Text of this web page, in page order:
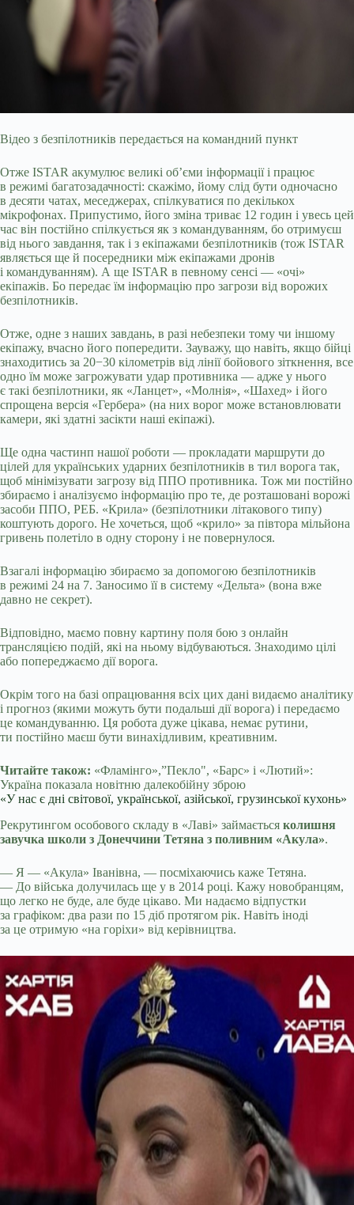
Відео з безпілотників передається на командний пункт
Отже ISTAR акумулює великі об’єми інформації і працює
в режимі багатозадачності: скажімо, йому слід бути одночасно
в десяти чатах, меседжерах, спілкуватися по декількох
мікрофонах. Припустимо, його зміна триває 12 годин і увесь цей
час він постійно спілкується як з командуванням, бо отримуєш
від нього завдання, так і з екіпажами безпілотників (тож ISTAR
являється ще й посередники між екіпажами дронів
і командуванням). А ще ISTAR в певному сенсі — «очі»
екіпажів. Бо передає їм інформацію про загрози від ворожих
безпілотників.
Отже, одне з наших завдань, в разі небезпеки тому чи іншому
екіпажу, вчасно його попередити. Зауважу, що навіть, якщо бійці
знаходитись за 20−30 кілометрів від лінії бойового зіткнення, все
одно їм може загрожувати удар противника — адже у нього
є такі безпілотники, як «Ланцет», «Молнія», «Шахед» і його
спрощена версія «Гербера» (на них ворог може встановлювати
камери, які здатні засікти наші екіпажі).
Ще одна частинп нашої роботи — прокладати маршрути до
цілей для українських ударних безпілотників в тил ворога так,
щоб мінімізувати загрозу від ППО противника. Тож ми постійно
збираємо і аналізуємо інформацію про те, де розташовані ворожі
засоби ППО, РЕБ. «Крила» (безпілотники літакового типу)
коштують дорого. Не хочеться, щоб «крило» за півтора мільйона
гривень полетіло в одну сторону і не повернулося.
Взагалі інформацію збираємо за допомогою безпілотників
в режимі 24 на 7. Заносимо її в систему «Дельта» (вона вже
давно не секрет).
Відповідно, маємо повну картину поля бою з онлайн
трансляцією подій, які на ньому відбуваються. Знаходимо цілі
або попереджаємо дії ворога.
Окрім того на базі опрацювання всіх цих дані видаємо аналітику
і прогноз (якими можуть бути подальші дії ворога) і передаємо
це командуванню. Ця робота дуже цікава, немає рутини,
ти постійно маєш бути винахідливим, креативним.
Читайте також: «Фламінго»,”Пекло", «Барс» і «Лютий»:
Україна показала новітню далекобійну зброю
«У нас є дні світової, української, азійської, грузинської кухонь»
Рекрутингом особового складу в «Лаві» займається колишня
завучка школи з Донеччини Тетяна з поливним «Акула».
— Я — «Акула» Іванівна, — посміхаючись каже Тетяна.
— До війська долучилась ще у в 2014 році. Кажу новобранцям,
що легко не буде, але буде цікаво. Ми надаємо відпустки
за графіком: два рази по 15 діб протягом рік. Навіть іноді
за це отримую «на горіхи» від керівництва.